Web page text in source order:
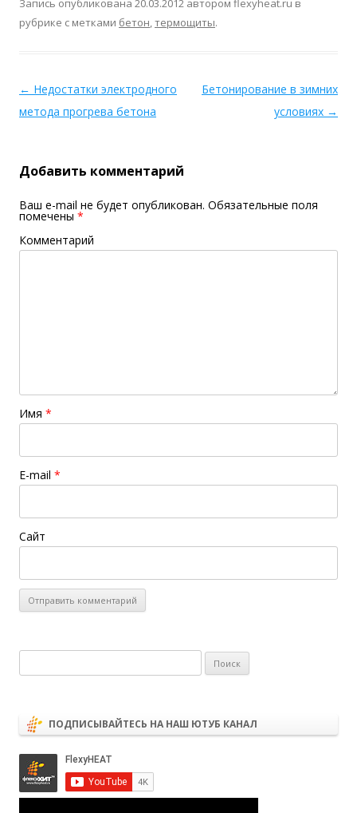
Запись опубликована 20.03.2012 автором flexyheat.ru в
рубрике с метками бетон,термощиты.
← Недостатки электродного
метода прогрева бетона
Бетонирование в зимних
условиях →
Добавить комментарий
Ваш e-mail не будет опубликован. Обязательные поля
помечены *
Комментарий
Имя *
E-mail *
Сайт
ПОДПИСЫВАЙТЕСЬ НА НАШ ЮТУБ КАНАЛ